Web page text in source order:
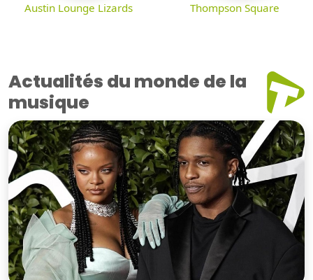
Austin Lounge Lizards Thompson Square
Actualités du monde de la
musique